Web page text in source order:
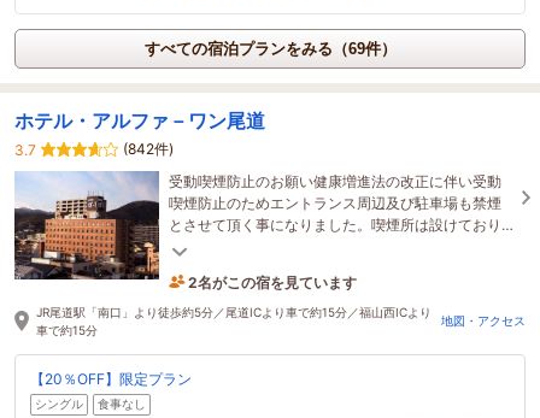
すべての宿泊プランをみる（69件）
ホテル・アルファ－ワン尾道
3.7
(842件)
受動喫煙防止のお願い健康増進法の改正に伴い受動
喫煙防止のためエントランス周辺及び駐車場も禁煙
とさせて頂く事になりました。喫煙所は設けており
ませんので、お煙草は喫煙可のお部屋でお願い致し
2名がこの宿を見ています
1時間前に予約されました
JR尾道駅「南口」より徒歩約5分／尾道ICより車で約15分／福山西ICより
車で約15分
地図・アクセス
【20％OFF】限定プラン
シングル 食事なし